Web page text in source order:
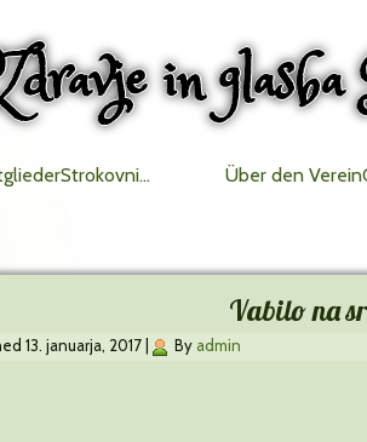
in
Über den
Vabilo na
13. januarja, 2017 By admin